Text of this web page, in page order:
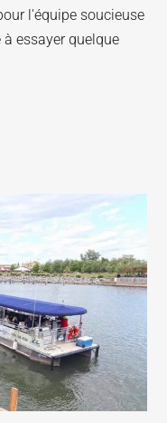
l'équipe soucieuse
essayer quelque